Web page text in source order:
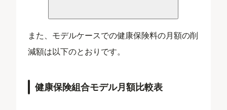
また、モデルケースでの健康保険料の月額の削
減額は以下のとおりです。
健康保険組合モデル月額比較表